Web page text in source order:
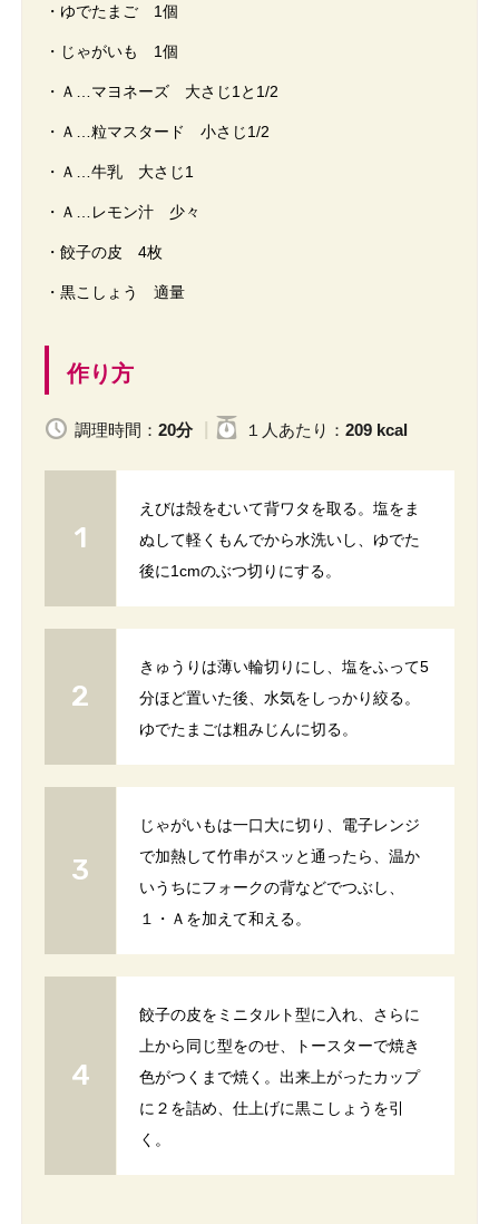
・ゆでたまご 1個
・じゃがいも 1個
・Ａ…マヨネーズ 大さじ1と1/2
・Ａ…粒マスタード 小さじ1/2
・Ａ…牛乳 大さじ1
・Ａ…レモン汁 少々
・餃子の皮 4枚
・黒こしょう 適量
作り方
調理時間： 20分 １人 あたり ： 209 kcal
えびは殻をむいて背ワタを取る。塩をま
ぬして軽くもんでから水洗いし、ゆでた
後に1cmのぶつ切りにする。
きゅうりは薄い輪切りにし、塩をふって5
分ほど置いた後、水気をしっかり絞る。
ゆでたまごは粗みじんに切る。
じゃがいもは一口大に切り、電子レンジ
で加熱して竹串がスッと通ったら、温か
いうちにフォークの背などでつぶし、
１・Ａを加えて和える。
餃子の皮をミニタルト型に入れ、さらに
上から同じ型をのせ、トースターで焼き
色がつくまで焼く。出来上がったカップ
に２を詰め、仕上げに黒こしょうを引
く。